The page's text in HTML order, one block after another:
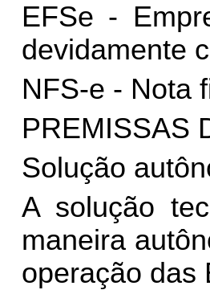
EFSe -
devidamente
NFS-e - Nota
PREMISSAS
Solução
A solução
maneira
operação das